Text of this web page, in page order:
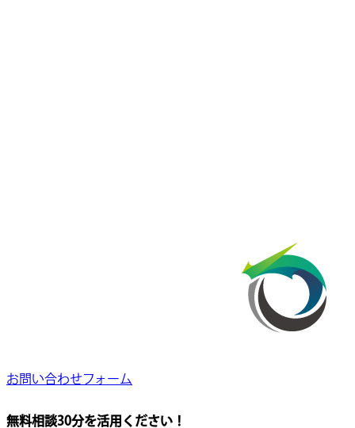
お問い合わせフォーム
無料相談30分を活用ください！